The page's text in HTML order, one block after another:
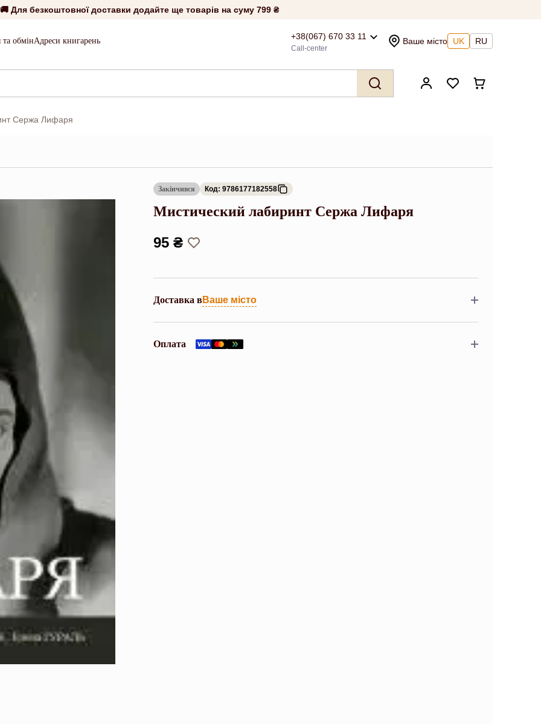
🚚 Для безкоштовної доставки додайте ще товарів на суму 799 ₴
обмінАдреси книгарень +38(067) 670 33 11
Call-center
Ваше місто UK RU
Сержа Лифаря
Закінчився Код: 9786177182558
Мистический лабиринт Сержа Лифаря
95 ₴
Доставка вВаше місто
Оплата